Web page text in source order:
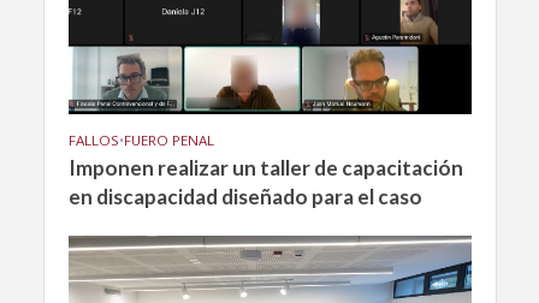
FALLOS•FUERO PENAL
Imponen realizar un taller de capacitación
en discapacidad diseñado para el caso